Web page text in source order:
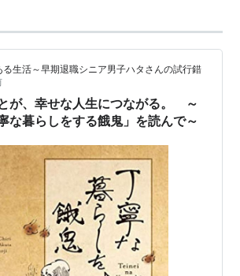
る生活～早期退職シニア男子ハタさんの試行錯
が、幸せな人生につながる。 ～
な暮らしをする餓鬼」を読んで～